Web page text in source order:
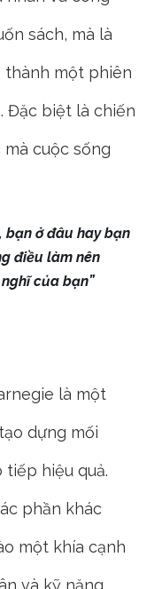
giao tiếp hiệu
lý sâu sắc
đẹp. Và thành
và công
sách, mà là
một phiên
Đặc biệt là chiến
cuộc sống
ở đâu hay bạn
điều làm nên
là một
dựng mối